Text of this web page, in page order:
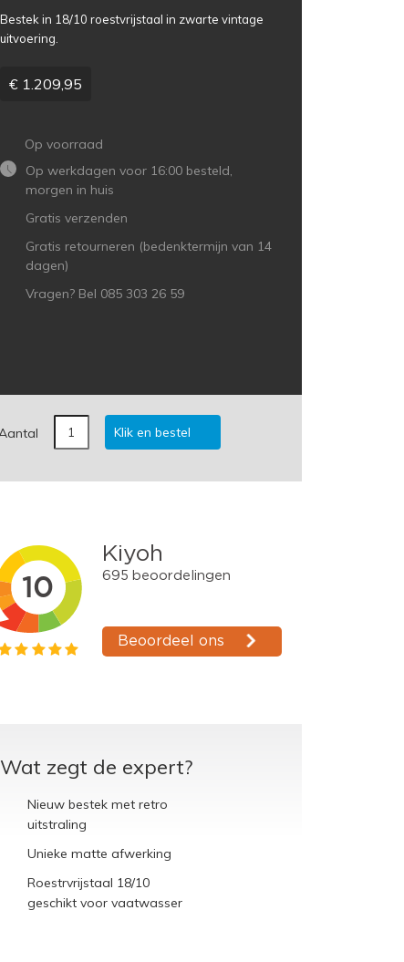
Bestek in 18/10 roestvrijstaal in zwarte vintage
uitvoering.
€ 1.209,95
Op voorraad
Op werkdagen voor 16:00 besteld,
morgen in huis
Gratis verzenden
Gratis retourneren (bedenktermijn van 14
dagen)
Vragen? Bel 085 303 26 59
Klik en bestel
Wat zegt de expert?
Nieuw bestek met retro
uitstraling
Unieke matte afwerking
Roestrvrijstaal 18/10
geschikt voor vaatwasser